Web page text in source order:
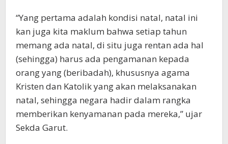
“Yang pertama adalah kondisi natal, natal ini
kan juga kita maklum bahwa setiap tahun
memang ada natal, di situ juga rentan ada hal
(sehingga) harus ada pengamanan kepada
orang yang (beribadah), khususnya agama
Kristen dan Katolik yang akan melaksanakan
natal, sehingga negara hadir dalam rangka
memberikan kenyamanan pada mereka,” ujar
Sekda Garut.